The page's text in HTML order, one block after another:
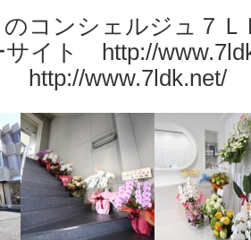
コンシェルジュ７Ｌ
サイト http://
http://www.7ldk.net/